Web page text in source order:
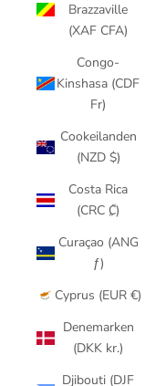
Brazzaville
(XAF CFA)
Congo-
Kinshasa (CDF
Fr)
Cookeilanden
(NZD $)
Costa Rica
(CRC ₡)
Curaçao (ANG
ƒ)
Cyprus (EUR €)
Denemarken
(DKK kr.)
Djibouti (DJF